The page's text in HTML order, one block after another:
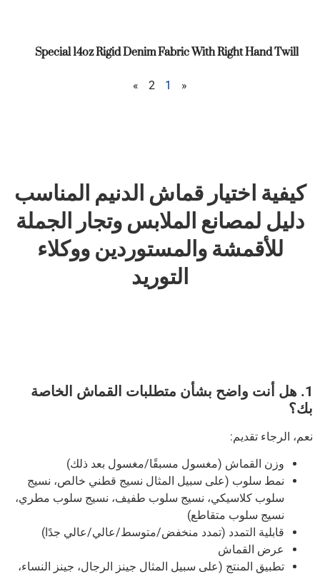
Special 14oz Rigid Denim Fabric With Right Hand Twill
«
1
2
»
كيفية اختيار قماش الدنيم المناسب
دليل لمصانع الملابس وتجار الجملة
للأقمشة والمستوردين ووكلاء
التوريد
1. هل أنت واضح بشأن متطلبات القماش الخاصة
بك؟
نعم، الرجاء تقديم:
وزن القماش (مغسول مسبقًا/مغسول بعد ذلك)
نمط سلوب (على سبيل المثال نسيج قطني خالص، نسيج
سلوب كلاسيكي، نسيج سلوب طفيف، نسيج سلوب مطري،
نسيج سلوب متقاطع)
قابلية التمدد (تمدد منخفض/متوسط/عالي/عالي جدًا)
عرض القماش
تطبيق المنتج (على سبيل المثال جينز الرجال، جينز النساء،